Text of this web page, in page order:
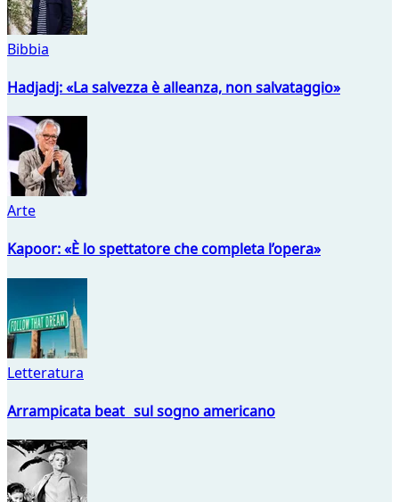
Bibbia
Hadjadj: «La salvezza è alleanza, non salvataggio»
Arte
Kapoor: «È lo spettatore che completa l’opera»
Letteratura
Arrampicata beat sul sogno americano